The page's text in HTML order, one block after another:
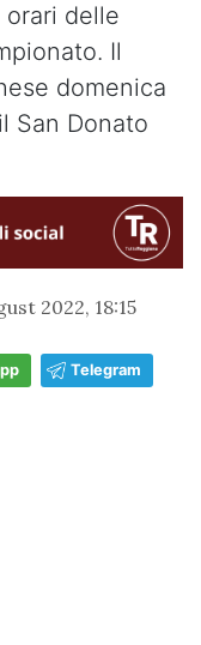
delle
Il
domenica
San Donato
2022, 18:15
Telegram